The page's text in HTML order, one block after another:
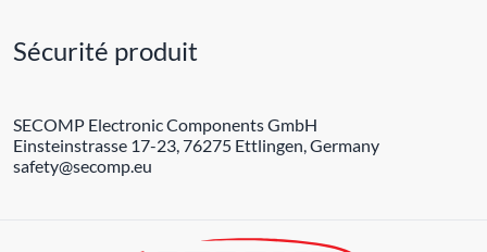
Sécurité produit
SECOMP Electronic Components GmbH
Einsteinstrasse 17-23, 76275 Ettlingen, Germany
safety@secomp.eu